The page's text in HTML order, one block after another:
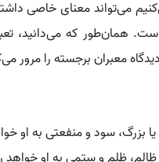
می‌تواند معنای خاصی
همان‌طور که می‌دانید،
معبران برجسته را مرور
بزرگ، سود و منفعتی به او